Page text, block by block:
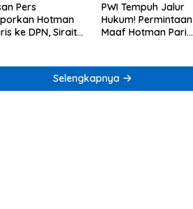
Pers
Hotman
ke DPN, Sirait
PWI Tempuh Jalur
Hukum! Permintaan
Maaf Hotman Paris
Selengkapnya